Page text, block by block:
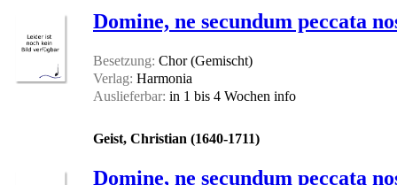
Domine, ne secundum peccata
Besetzung: Chor (Gemischt)
Verlag: Harmonia
Auslieferbar: in 1 bis 4 Wochen info
Geist, Christian (1640-1711)
Domine, ne secundum peccata